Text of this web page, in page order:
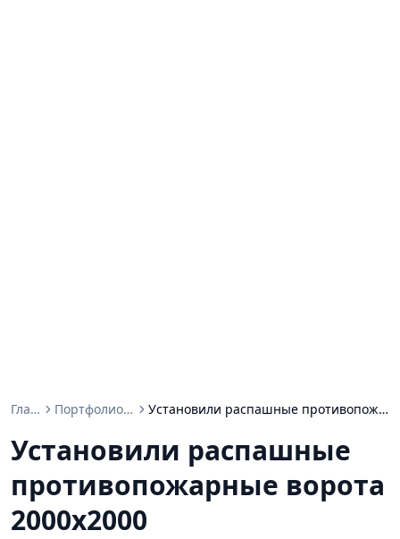
Главная Портфолио проектов Установили распашные противопожарные ворота 2000х2000
Установили распашные
противопожарные ворота
2000х2000